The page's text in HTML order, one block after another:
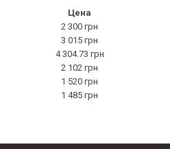
Цена
2 300 грн
3 015 грн
4 304.73 грн
2 102 грн
1 520 грн
1 485 грн